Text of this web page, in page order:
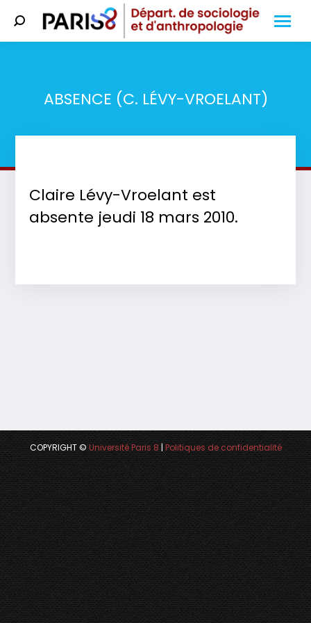
Search:
ABSENCE (C. LÉVY-VROELANT)
Claire Lévy-Vroelant est
absente jeudi 18 mars 2010.
COPYRIGHT ©Université Paris 8|Politiques de confidentialité